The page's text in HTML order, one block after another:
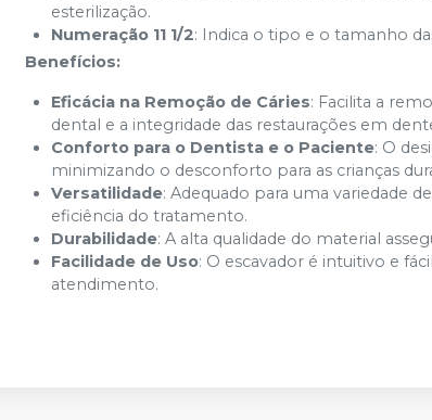
esterilização.
Numeração 11 1/2: Indica o tipo e o tamanho
Benefícios:
Eficácia na Remoção de Cáries: Facilita a
dental e a integridade das restaurações em
Conforto para o Dentista e o Paciente: O
minimizando o desconforto para as crianças
Versatilidade: Adequado para uma variedade
eficiência do tratamento.
Durabilidade: A alta qualidade do material
Facilidade de Uso: O escavador é intuitivo e
atendimento.